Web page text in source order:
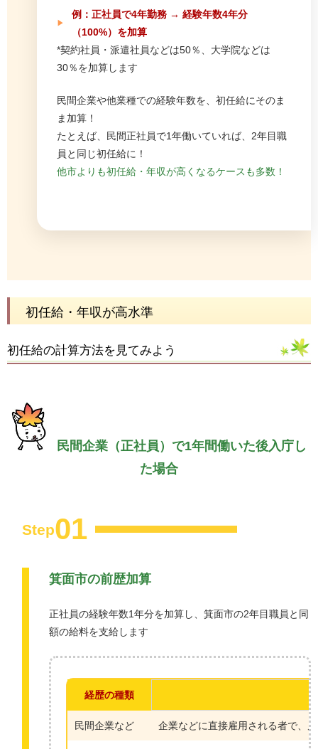
例：正社員で4年勤務 → 経験年数4年分
（100%）を加算
*契約社員・派遣社員などは50％、大学院などは
30％を加算します
民間企業や他業種での経験年数を、初任給にそのま
ま加算！
たとえば、民間正社員で1年働いていれば、2年目職
員と同じ初任給に！
他市よりも初任給・年収が高くなるケースも多数！
初任給・年収が高水準
初任給の計算方法を見てみよう
民間企業（正社員）で1年間働いた後入庁し
た場合
Step01
箕面市の前歴加算
正社員の経験年数1年分を加算し、箕面市の2年目職員と同
額の給料を支給します
経歴の種類
民間企業など 企業などに直接雇用される者で、